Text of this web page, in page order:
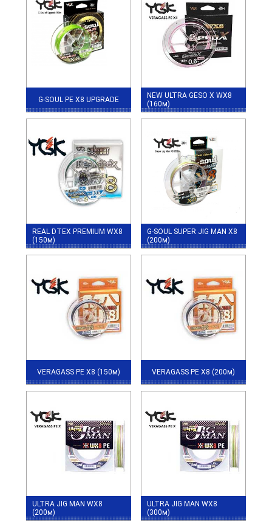
G-SOUL PE X8 UPGRADE
NEW ULTRA GESO X WX8
(160м)
REAL DTEX PREMIUM WX8
(150м)
G-SOUL SUPER JIG MAN X8
(200м)
VERAGASS PE X8 (150м) VERAGASS PE X8 (200м)
ULTRA JIG MAN WX8
(200м)
ULTRA JIG MAN WX8
(300м)